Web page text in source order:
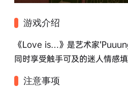
游戏介绍
《Love is…》是艺术家
同时享受触手可及的迷人情感填
注意事项